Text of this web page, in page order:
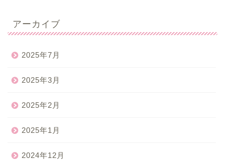
アーカイブ
2025年7月
2025年3月
2025年2月
2025年1月
2024年12月